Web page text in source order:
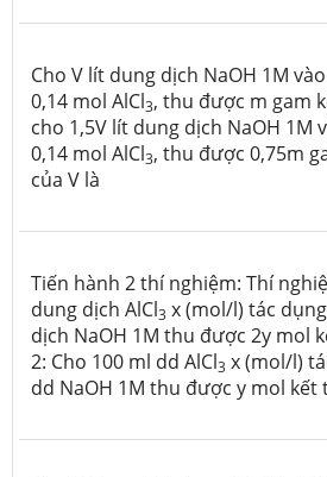
Cho V lít dung dịch NaOH 1M
0,14 mol AlCl3, thu được m gam
cho 1,5V lít dung dịch NaOH 1M
0,14 mol AlCl3, thu được 0,75m
của V là
Tiến hành 2 thí nghiệm: Thí
dung dịch AlCl3 x (mol/l) tác
dịch NaOH 1M thu được 2y mol
2: Cho 100 ml dd AlCl3 x (mol/l)
dd NaOH 1M thu được y mol kết